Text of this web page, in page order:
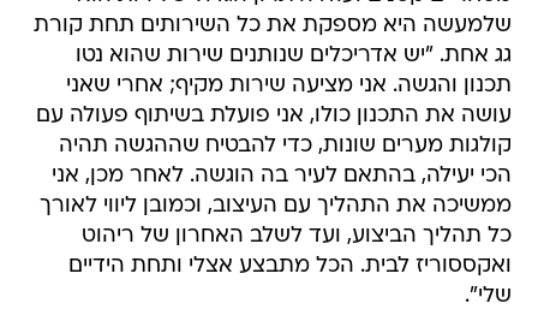
שלמעשה היא מספקת את כל השירותים תחת קורת
גג אחת. "יש אדריכלים שנותנים שירות שהוא נטו
תכנון והגשה. אני מציעה שירות מקיף; אחרי שאני
עושה את התכנון כולו, אני פועלת בשיתוף פעולה עם
קולגות מערים שונות, כדי להבטיח שההגשה תהיה
הכי יעילה, בהתאם לעיר בה הוגשה. לאחר מכן, אני
ממשיכה את התהליך עם העיצוב, וכמובן ליווי לאורך
כל תהליך הביצוע, ועד לשלב האחרון של ריהוט
ואקססוריז לבית. הכל מתבצע אצלי ותחת הידיים
שלי".